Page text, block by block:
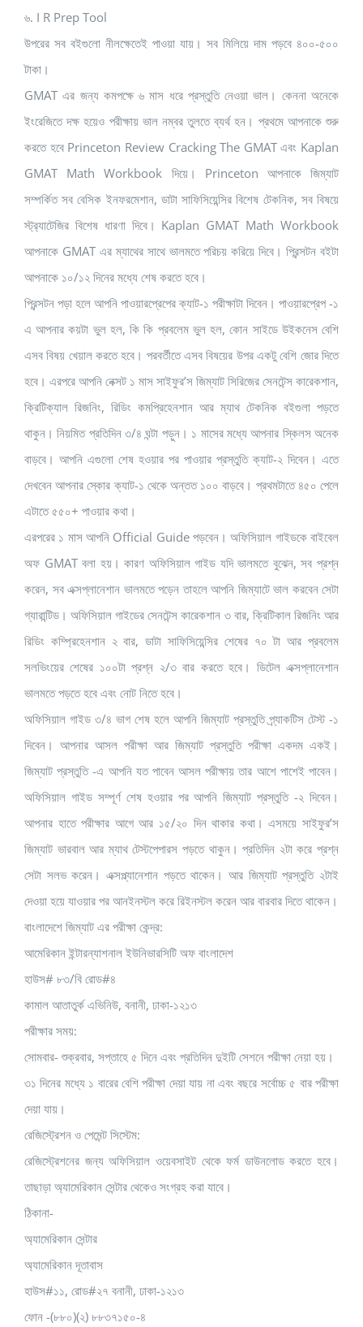
৬. I R Prep Tool
উপরের সব বইগুলো নীলক্ষেতেই পাওয়া যায়। সব মিলিয়ে দাম পড়বে ৪০০-৫০০
টাকা।
GMAT এর জন্য কমপক্ষে ৬ মাস ধরে প্রস্তুতি নেওয়া ভাল। কেননা অনেকে
ইংরেজিতে দক্ষ হয়েও পরীক্ষায় ভাল নম্বর তুলতে ব্যর্থ হন। প্রথমে আপনাকে শুরু
করতে হবে Princeton Review Cracking The GMAT এবং Kaplan
GMAT Math Workbook দিয়ে। Princeton আপনাকে জিম্যাট
সম্পর্কিত সব বেসিক ইনফরমেশান, ডাটা সাফিসিয়েন্সির বিশেষ টেকনিক, সব বিষয়ে
স্ট্র‌্যাটেজির বিশেষ ধারণা দিবে। Kaplan GMAT Math Workbook
আপনাকে GMAT এর ম্যাথের সাথে ভালমতে পরিচয় করিয়ে দিবে। প্রিন্সটন বইটা
আপনাকে ১০/১২ দিনের মধ্যে শেষ করতে হবে।
প্রিন্সটন পড়া হলে আপনি পাওয়ারপ্রেপের ক্যাট-১ পরীক্ষাটা দিবেন। পাওয়ারপ্রেপ -১
এ আপনার কয়টা ভুল হল, কি কি প্রবলেম ভুল হল, কোন সাইডে উইকনেস বেশি
এসব বিষয় খেয়াল করতে হবে। পরবর্তীতে এসব বিষয়ের উপর একটু বেশি জোর দিতে
হবে। এরপরে আপনি নেক্সট ১ মাস সাইফুর’স জিম্যাট সিরিজের সেনটেন্স কারেকশান,
ক্রিটিক্যাল রিজনিং, রিডিং কমপ্রিহেনশান আর ম্যাথ টেকনিক বইগুলা পড়তে
থাকুন। নিয়মিত প্রতিদিন ৩/৪ ঘন্টা পড়ুন। ১ মাসের মধ্যে আপনার স্কিলস অনেক
বাড়বে। আপনি এগুলো শেষ হওয়ার পর পাওয়ার প্রস্তুতি ক্যাট-২ দিবেন। এতে
দেখবেন আপনার স্কোর ক্যাট-১ থেকে অন্তত ১০০ বাড়বে। প্রথমটাতে ৪৫০ পেলে
এটাতে ৫৫০+ পাওয়ার কথা।
এরপরের ১ মাস আপনি Official Guide পড়বেন। অফিসিয়াল গাইডকে বাইবেল
অফ GMAT বলা হয়। কারণ অফিসিয়াল গাইড যদি ভালমতে বুঝেন, সব প্রশ্ন
করেন, সব এক্সপ্লানেশান ভালমতে পড়েন তাহলে আপনি জিম্যাটে ভাল করবেন সেটা
গ্যারান্টিড। অফিসিয়াল গাইডের সেনটেন্স কারেকশান ৩ বার, ক্রিটিকাল রিজনিং আর
রিডিং কম্প্রিহেনশান ২ বার, ডাটা সাফিসিয়েন্সির শেষের ৭০ টা আর প্রবলেম
সলভিংয়ের শেষের ১০০টা প্রশ্ন ২/৩ বার করতে হবে। ডিটেল এক্সপ্লানেশান
ভালমতে পড়তে হবে এবং নোট নিতে হবে।
অফিসিয়াল গাইড ৩/৪ ভাগ শেষ হলে আপনি জিম্যাট প্রস্তুতি প্র্যাকটিস টেস্ট -১
দিবেন। আপনার আসল পরীক্ষা আর জিম্যাট প্রস্তুতি পরীক্ষা একদম একই।
জিম্যাট প্রস্তুতি -এ আপনি যত পাবেন আসল পরীক্ষায় তার আশে পাশেই পাবেন।
অফিসিয়াল গাইড সম্পূর্ণ শেষ হওয়ার পর আপনি জিম্যাট প্রস্তুতি -২ দিবেন।
আপনার হাতে পরীক্ষার আগে আর ১৫/২০ দিন থাকার কথা। এসময়ে সাইফুর’স
জিম্যাট ভারবাল আর ম্যাথ টেস্টপেপারস পড়তে থাকুন। প্রতিদিন ২টা করে প্রশ্ন
সেটা সলভ করেন। এক্সপ্ল্যানেশান পড়তে থাকেন। আর জিম্যাট প্রস্তুতি ২টাই
দেওয়া হয়ে যাওয়ার পর আনইনস্টল করে রিইনস্টল করেন আর বারবার দিতে থাকেন।
বাংলাদেশে জিম্যাট এর পরীক্ষা কেন্দ্র:
আমেরিকান ইন্টারন্যাশনাল ইউনিভারসিটি অফ বাংলাদেশ
হাউস# ৮৩/বি রোড#৪
কামাল আতাতুর্ক এভিনিউ, বনানী, ঢাকা-১২১৩
পরীক্ষার সময়:
সোমবার- শুক্রবার, সপ্তাহে ৫ দিনে এবং প্রতিদিন দুইটি সেশনে পরীক্ষা নেয়া হয়।
৩১ দিনের মধ্যে ১ বারের বেশি পরীক্ষা দেয়া যায় না এবং বছরে সর্বোচ্চ ৫ বার পরীক্ষা
দেয়া যায়।
রেজিস্ট্রেশন ও পেমেন্ট সিস্টেম:
রেজিস্ট্রেশনের জন্য অফিসিয়াল ওয়েবসাইট থেকে ফর্ম ডাউনলোড করতে হবে।
তাছাড়া অ্যামেরিকান সেন্টার থেকেও সংগ্রহ করা যাবে।
ঠিকানা-
অ্যামেরিকান সেন্টার
অ্যামেরিকান দূতাবাস
হাউস#১১, রোড#২৭ বনানী, ঢাকা-১২১৩
ফোন -(৮৮০)(২) ৮৮৩৭১৫০-৪